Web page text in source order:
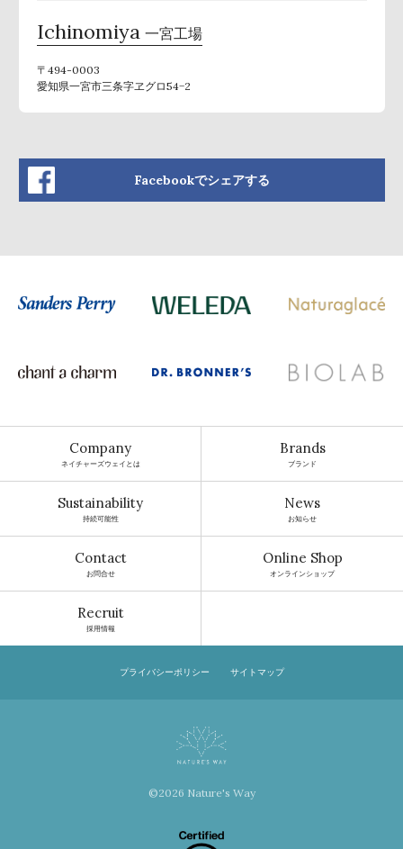
Ichinomiya 一宮工場
〒494-0003
愛知県一宮市三条字ヱグロ54−2
Facebookでシェアする
Company
ネイチャーズウェイとは
Brands
ブランド
Sustainability
持続可能性
News
お知らせ
Contact
お問合せ
Online Shop
オンラインショップ
Recruit
採用情報
プライバシーポリシー サイトマップ
©2026 Nature's Way